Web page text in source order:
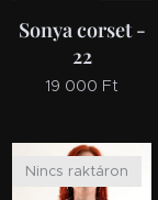
Sonya corset -
22
19 000 Ft
Nincs raktáron